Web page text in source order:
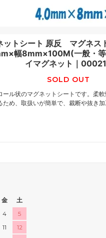
ットシート 原反 マグネス
幅8mm×100M(一般・等
イマグネット｜
SOLD OUT
ール状のマグネットシートです。柔
ため、取扱いが簡単で、裁断や抜き
金
土
4
5
11
12